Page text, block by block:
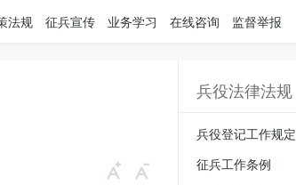
法规 征兵宣传 业务学习 在线咨询 监督举报
兵役法律法规
兵役登记工作规定
征兵工作条例